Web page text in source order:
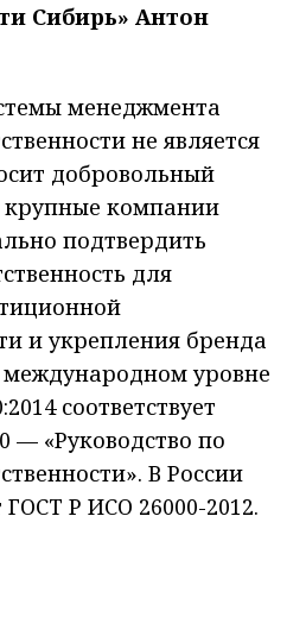
Сибирь» Антон
менеджмента
не является
добровольный
крупные компании
подтвердить
для
и укрепления бренда
уровне
соответствует
— «Руководство по
В России
ГОСТ Р ИСО 26000-2012.